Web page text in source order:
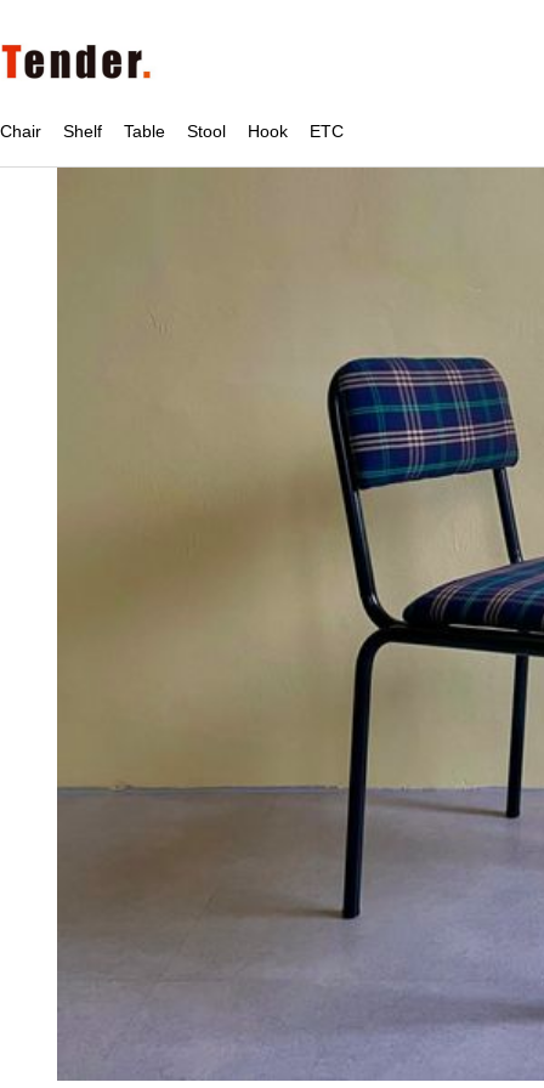
Chair Shelf Table Stool Hook ETC